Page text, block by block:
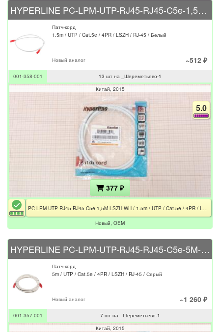
HYPERLINE PC-LPM-UTP-RJ45-RJ45-C5e-1,5M-LSZH-WH
Патч-корд
1.5m / UTP / Cat.5e / 4PR / LSZH / RJ-45 / Белый
Новый аналог ~512 ₽
001-358-001
13 шт на _Шереметьево-1
Китай 2015
5.0
377 ₽
PC-LPM-UTP-RJ45-RJ45-C5e-1,5M-LSZH-WH / 1.5m / UTP / Cat.5e / 4PR / LSZH / RJ-45 / Белый
Новый, OEM
HYPERLINE PC-LPM-UTP-RJ45-RJ45-C5e-5M-LSZH-GY
Патч-корд
5m / UTP / Cat.5e / 4PR / LSZH / RJ-45 / Серый
Новый аналог ~1 260 ₽
001-357-001
7 шт на _Шереметьево-1
Китай 2015